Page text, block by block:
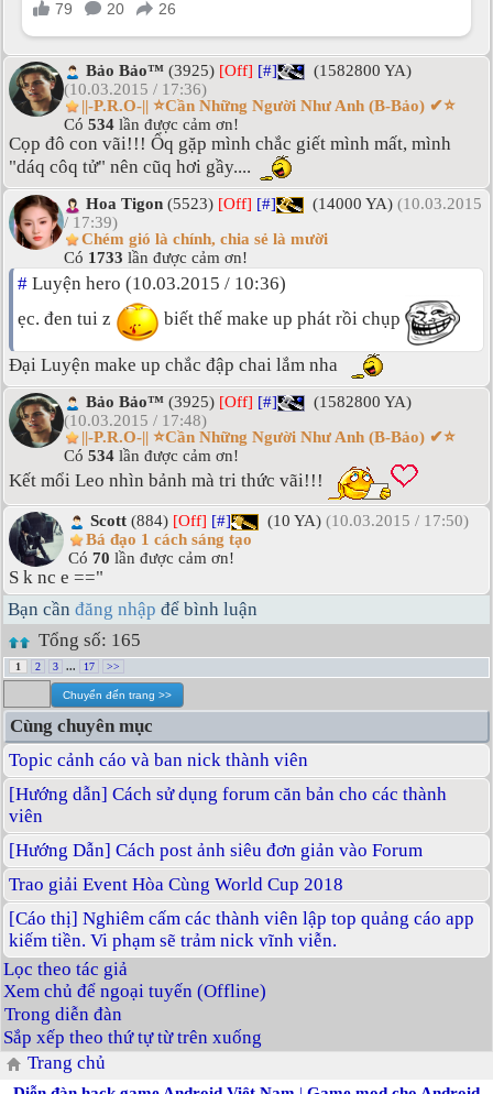
Bảo Bảo™ (3925) [Off] [#]
(1582800 YA)
(10.03.2015 / 17:36)
||-P.R.O-|| ⭐Cần Những Người Như Anh (B-Bảo) ✔⭐
Có 534 lần được cảm ơn!
Cọp đô con vãi!!! Ổq gặp mình chắc giết mình mất, mình
"dáq côq tử" nên cũq hơi gầy....
Hoa Tigon (5523) [Off] [#] (14000 YA) (10.03.2015
/ 17:39)
Chém gió là chính, chia sẻ là mười
Có 1733 lần được cảm ơn!
# Luyện hero (10.03.2015 / 10:36)
ẹc. đen tui z
biết thế make up phát rồi chụp
Đại Luyện make up chắc đập chai lắm nha
Bảo Bảo™ (3925) [Off] [#]
(1582800 YA)
(10.03.2015 / 17:48)
||-P.R.O-|| ⭐Cần Những Người Như Anh (B-Bảo) ✔⭐
Có 534 lần được cảm ơn!
Kết mổi Leo nhìn bảnh mà tri thức vãi!!!
Scott (884) [Off] [#] (10 YA) (10.03.2015 / 17:50)
Bá đạo 1 cách sáng tạo
Có 70 lần được cảm ơn!
S k nc e =="
Bạn cần đăng nhập để bình luận
Tổng số: 165
1 2 3 ... 17 >>
Cùng chuyên mục
Topic cảnh cáo và ban nick thành viên
[Hướng dẫn] Cách sử dụng forum căn bản cho các thành
viên
[Hướng Dẫn] Cách post ảnh siêu đơn giản vào Forum
Trao giải Event Hòa Cùng World Cup 2018
[Cáo thị] Nghiêm cấm các thành viên lập top quảng cáo app
kiếm tiền. Vi phạm sẽ trảm nick vĩnh viễn.
Lọc theo tác giả
Xem chủ để ngoại tuyến (Offline)
Trong diễn đàn
Sắp xếp theo thứ tự từ trên xuống
Trang chủ